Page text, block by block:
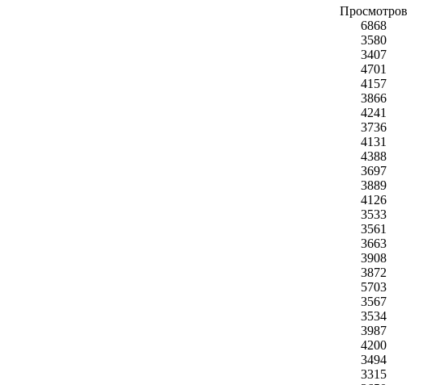
Просмотров
6868
3580
3407
4701
4157
3866
4241
3736
4131
4388
3697
3889
4126
3533
3561
3663
3908
3872
5703
3567
3534
3987
4200
3494
3315